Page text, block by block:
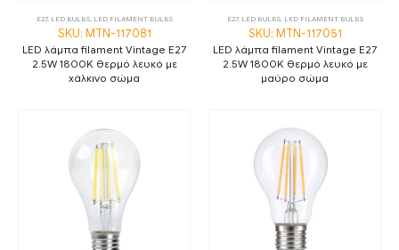
E27, LED BULBS, LED FILAMENT BULBS
SKU: MTN-117081
LED λάμπα filament Vintage E27
2.5W 1800K θερμό λευκό με
χάλκινο σώμα
E27, LED BULBS, LED FILAMENT BULBS
SKU: MTN-117051
LED λάμπα filament Vintage E27
2.5W 1800K θερμό λευκό με
μαύρο σώμα